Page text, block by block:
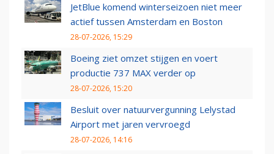
JetBlue komend winterseizoen niet meer
actief tussen Amsterdam en Boston
28-07-2026, 15:29
Boeing ziet omzet stijgen en voert
productie 737 MAX verder op
28-07-2026, 15:20
Besluit over natuurvergunning Lelystad
Airport met jaren vervroegd
28-07-2026, 14:16